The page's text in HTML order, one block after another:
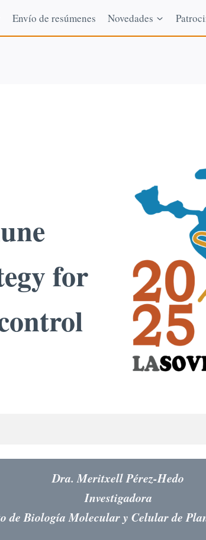
Envío de resúmenes Novedades
for
Dra. Meritxell Pérez-Hedo
Investigadora
de Biología Molecular y Celular de